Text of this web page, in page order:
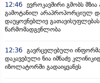
12:46 ევროკავშირი გმობს
გამოტანილ არაპროპორციულ
დაუყოვნებლივ
წარმომადგენლობა
12:36 გავრცელებული
დაკავებული ნია იმნაძე
იზოლატორში გადაიყვანეს